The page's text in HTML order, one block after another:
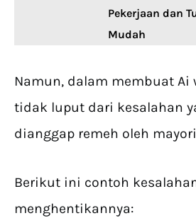
Pekerjaan dan
Mudah
Namun, dalam membuat Ai
tidak luput dari kesalahan
dianggap remeh oleh
Berikut ini contoh
menghentikannya: